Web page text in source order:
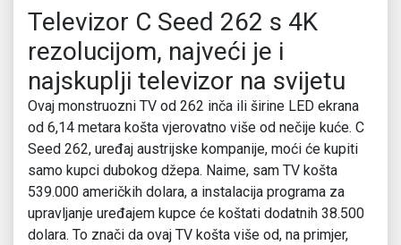
Televizor C Seed 262 s 4K
rezolucijom, najveći je i
najskuplji televizor na svijetu
Ovaj monstruozni TV od 262 inča ili širine LED ekrana
od 6,14 metara košta vjerovatno više od nečije kuće. C
Seed 262, uređaj austrijske kompanije, moći će kupiti
samo kupci dubokog džepa. Naime, sam TV košta
539.000 američkih dolara, a instalacija programa za
upravljanje uređajem kupce će koštati dodatnih 38.500
dolara. To znači da ovaj TV košta više od, na primjer,